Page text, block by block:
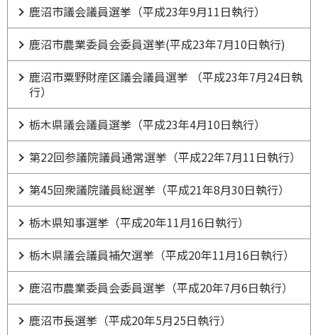
鹿沼市議会議員選挙（平成23年9月11日執行）
鹿沼市農業委員会委員選挙(平成23年7月10日執行)
鹿沼市粟野財産区議会議員選挙 （平成23年7月24日執
行）
栃木県議会議員選挙（平成23年4月10日執行）
第22回参議院議員通常選挙（平成22年7月11日執行）
第45回衆議院議員総選挙（平成21年8月30日執行）
栃木県知事選挙（平成20年11月16日執行）
栃木県議会議員補欠選挙（平成20年11月16日執行）
鹿沼市農業委員会委員選挙（平成20年7月6日執行）
鹿沼市長選挙（平成20年5月25日執行）